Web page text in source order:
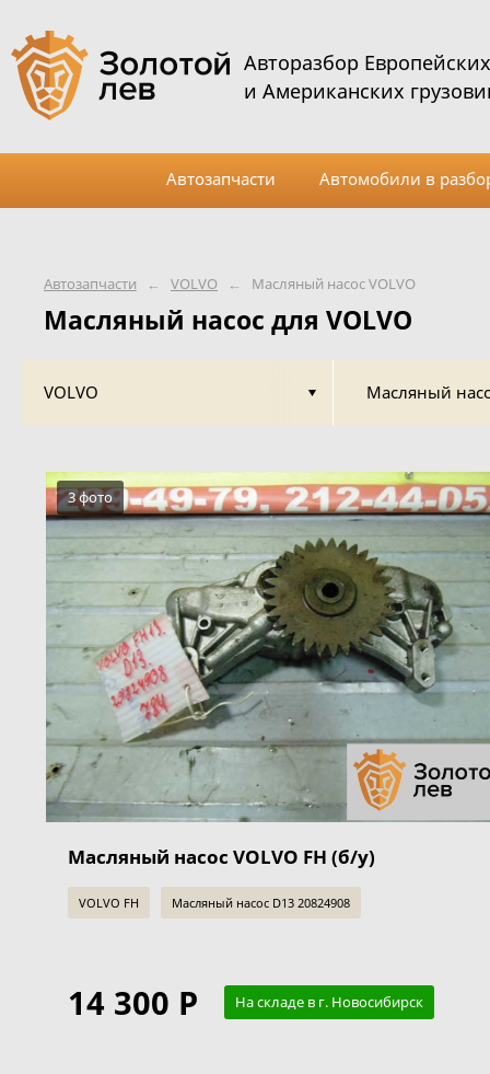
Автозапчасти ← VOLVO ← Масляный насос VOLVO
Масляный насос для VOLVO
VOLVO Масляный
3 фото
Масляный насос VOLVO FH (б/у)
VOLVO FH Масляный насос D13 20824908
14 300 Р На складе в г. Новосибирск
Авторазбор Европейских
и Американских
Автозапчасти Автомобили в